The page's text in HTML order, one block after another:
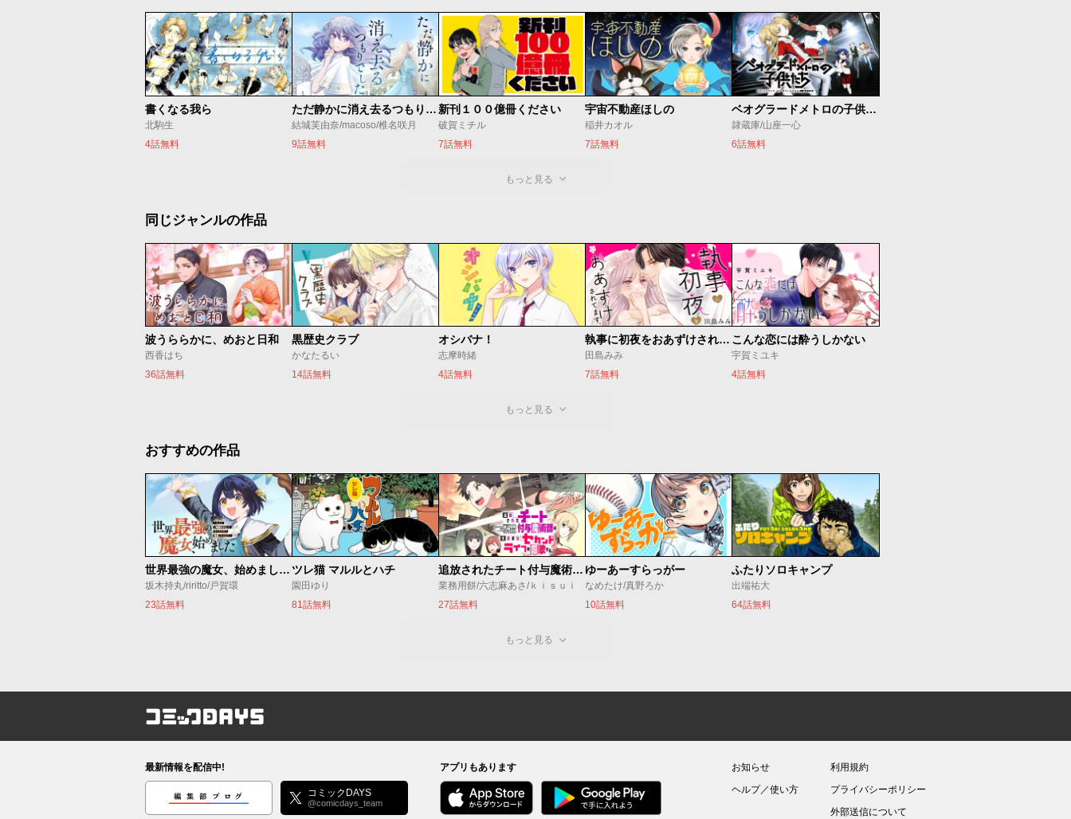
書くなる我ら
北駒生
4話無料
ただ静かに消え去るつもりでした
結城芙由奈/macoso/椎名咲月
9話無料
新刊１００億冊ください
破賀ミチル
7話無料
宇宙不動産ほしの
稲井カオル
7話無料
ベオグラードメトロの子供たち
隷蔵庫/山座一心
6話無料
もっと見る
同じジャンルの作品
波うららかに、めおと日和
西香はち
36話無料
黒歴史クラブ
かなたるい
14話無料
オシバナ！
志摩時緒
4話無料
執事に初夜をおあずけされてます。
田島みみ
7話無料
こんな恋には酔うしかない
宇賀ミユキ
4話無料
もっと見る
おすすめの作品
世界最強の魔女、始めました ～私だけ『攻略サイト』を見れる世界で自由に生きます～
坂木持丸/riritto/戸賀環
23話無料
ツレ猫 マルルとハチ
園田ゆり
81話無料
追放されたチート付与魔術師は気ままなセカンドライフを謳歌する。 ～俺は武器だけじゃなく、あらゆるものに『強化ポイント』を付与できるし、俺の意思でいつでも効果を解除できるけど、残った人たち大丈夫？～
業務用餅/六志麻あさ/ｋｉｓｕｉ
27話無料
ゆーあーすらっがー
なめたけ/真野ろか
10話無料
ふたりソロキャンプ
出端祐大
64話無料
もっと見る
コミックDAYS
最新情報を配信中!
編集部ブログ コミックDAYS
@comicdays_team
アプリもあります
お知らせ
ヘルプ／使い方
利用規約
プライバシーポリシー
外部送信について